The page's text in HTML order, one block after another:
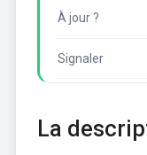
À jour ?
Signaler
La